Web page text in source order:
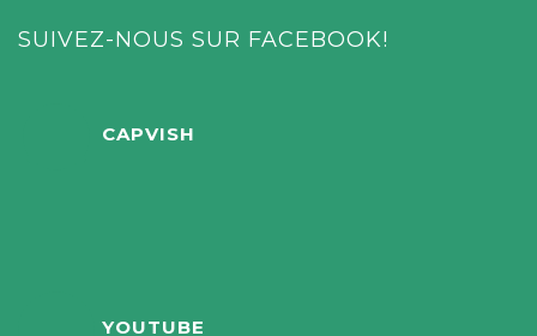
SUIVEZ-NOUS SUR FACEBOOK!
CAPVISH
YOUTUBE